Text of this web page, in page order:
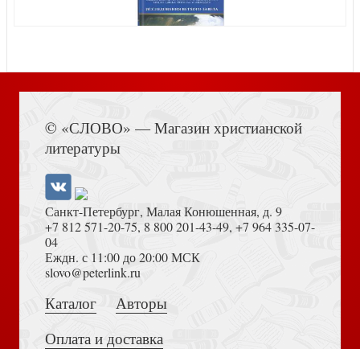
«Одигитрия» Смоленская
Новый Завет (Даниловский благовестник)
Достоевский Ф.М. Сила и правда России (2024)
© «СЛОВО» — Магазин христианской
литературы
Санкт-Петербург, Малая Конюшенная, д. 9
+7 812 571-20-75, 8 800 201-43-49, +7 964 335-07-
04
Еждн. с 11:00 до 20:00 МСК
slovo@peterlink.ru
Каталог
Авторы
Оплата и доставка